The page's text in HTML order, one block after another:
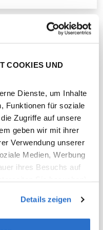
COOKIES UND
Dienste, um Inhalte
Funktionen für soziale
Zugriffe auf unsere
geben wir mit ihrer
Verwendung unserer
Medien, Werbung
ihres Besuchs auf
als in der EU
Informationen
Details zeigen
nutzen für
digitale